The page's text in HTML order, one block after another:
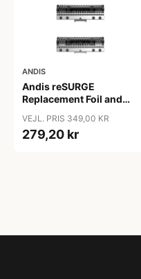
ANDIS
Andis reSURGE
Replacement Foil and
VEJL. PRIS 349,00 KR
279,20 kr